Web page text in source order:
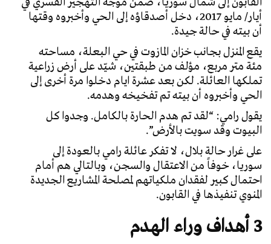
أيار/ مايو 2017، دخل أصدقاؤه إلى الحي وأخبروه وقتها
أن بيته في حالة جيدة.
يقع المنزل بجانب خزان المازوت في حي البعلة، مساحته
مئة متر مربع، مؤلف من طبقتين، شيّد على أرض زراعية
تملكها العائلة. لكن بعد عشرة ايام دخلوا مرة أخرى إلى
الحي وأخبروه أن بيته تم تفخيخه وهدمه.
يقول رامي: “لقد تم هدم الحارة بالكامل. وجدوا كل
البيوت وقد سويت بالأرض”.
على غرار حالة بلال، لا تفكر عائلة رامي بالعودة إلى
سوريا، خوفاً من الاعتقال والسجن، وبالتالي هم أمام
احتمال كبير لفقدان ملكياتهم لمصلحة المشاريع الجديدة
المنوي تنفيذها في القابون.
3 أهداف وراء الهدم